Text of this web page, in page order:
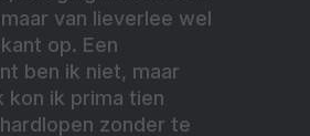
van lieverlee wel
op. Een
ben ik niet, maar
kon ik prima tien
zonder te